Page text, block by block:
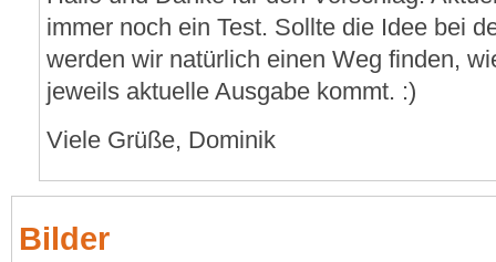
immer noch ein Test. Sollte die Idee bei
werden wir natürlich einen Weg finden,
jeweils aktuelle Ausgabe kommt. :)
Viele Grüße, Dominik
Bilder